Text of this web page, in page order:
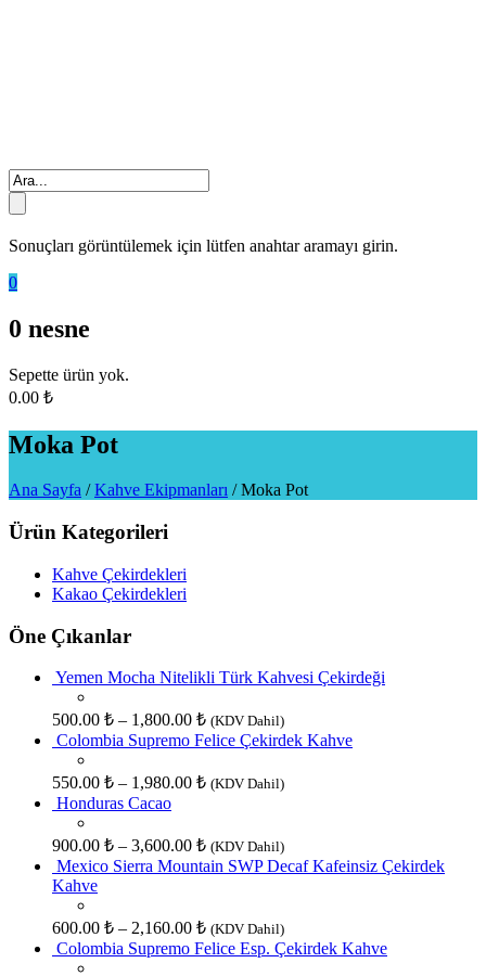
Sonuçları görüntülemek için lütfen anahtar aramayı girin.
0
0 nesne
Sepette ürün yok.
0.00 ₺
Moka Pot
Ana Sayfa /Kahve Ekipmanları /Moka Pot
Ürün Kategorileri
Kahve Çekirdekleri
Kakao Çekirdekleri
Öne Çıkanlar
Yemen Mocha Nitelikli Türk Kahvesi Çekirdeği
500.00 ₺ – 1,800.00 ₺ (KDV Dahil)
Colombia Supremo Felice Çekirdek Kahve
550.00 ₺ – 1,980.00 ₺ (KDV Dahil)
Honduras Cacao
900.00 ₺ – 3,600.00 ₺ (KDV Dahil)
Mexico Sierra Mountain SWP Decaf Kafeinsiz Çekirdek
Kahve
600.00 ₺ – 2,160.00 ₺ (KDV Dahil)
Colombia Supremo Felice Esp. Çekirdek Kahve